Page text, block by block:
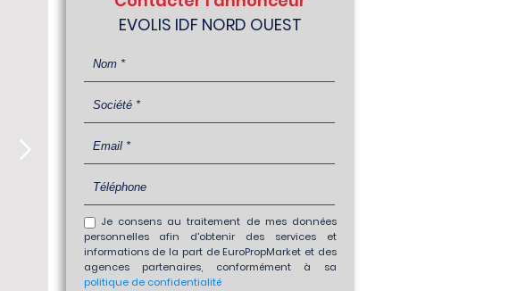
EVOLIS IDF NORD OUEST
Je consens au traitement de mes données
personnelles afin d'obtenir des services et
informations de la part de EuroPropMarket et des
agences partenaires, conformément à sa
politique de confidentialité